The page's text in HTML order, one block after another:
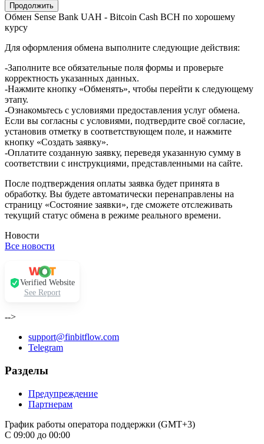
Обмен Sense Bank UAH - Bitcoin Cash BCH по хорошему
курсу
Для оформления обмена выполните следующие действия:
-Заполните все обязательные поля формы и проверьте
корректность указанных данных.
-Нажмите кнопку «Обменять», чтобы перейти к следующему
этапу.
-Ознакомьтесь с условиями предоставления услуг обмена.
Если вы согласны с условиями, подтвердите своё согласие,
установив отметку в соответствующем поле, и нажмите
кнопку «Создать заявку».
-Оплатите созданную заявку, переведя указанную сумму в
соответствии с инструкциями, представленными на сайте.
После подтверждения оплаты заявка будет принята в
обработку. Вы будете автоматически перенаправлены на
страницу «Состояние заявки», где сможете отслеживать
текущий статус обмена в режиме реального времени.
Новости
Все новости
Verified Website
See Report
-->
support@finbitflow.com
Telegram
Разделы
Предупреждение
Партнерам
График работы оператора поддержки (GMT+3)
С 09:00 до 00:00